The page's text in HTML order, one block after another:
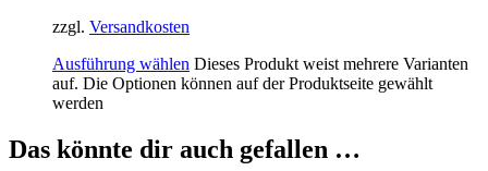
zzgl. Versandkosten
Ausführung wählen Dieses Produkt weist mehrere Varianten
auf. Die Optionen können auf der Produktseite gewählt
werden
Das könnte dir auch gefallen …